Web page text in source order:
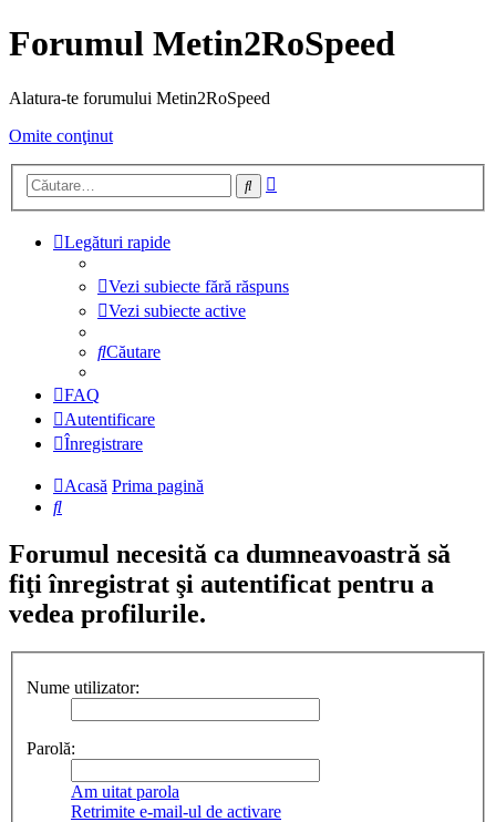
Forumul Metin2RoSpeed
Alatura-te forumului Metin2RoSpeed
Omite conţinut
Căutare
Legături rapide
Vezi subiecte fără răspuns
Vezi subiecte active
Căutare
FAQ
Autentificare
Înregistrare
Acasă Prima pagină
Căutare
Forumul necesită ca dumneavoastră să
fiţi înregistrat şi autentificat pentru a
vedea profilurile.
Nume utilizator:
Parolă:
Am uitat parola
Retrimite e-mail-ul de activare